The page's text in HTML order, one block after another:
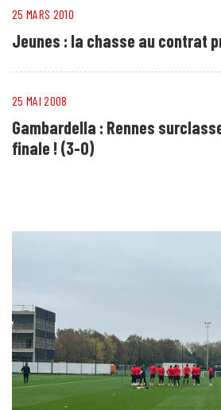
25 MARS 2010
Jeunes : la chasse au contrat
25 MAI 2008
Gambardella : Rennes
finale ! (3-0)